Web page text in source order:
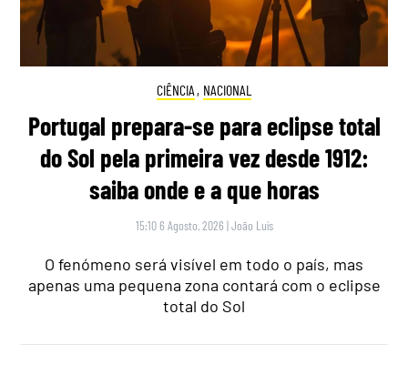
CIÊNCIA , NACIONAL
Portugal prepara-se para eclipse total
do Sol pela primeira vez desde 1912:
saiba onde e a que horas
15:10 6 Agosto, 2026 |João Luís
O fenómeno será visível em todo o país, mas
apenas uma pequena zona contará com o eclipse
total do Sol